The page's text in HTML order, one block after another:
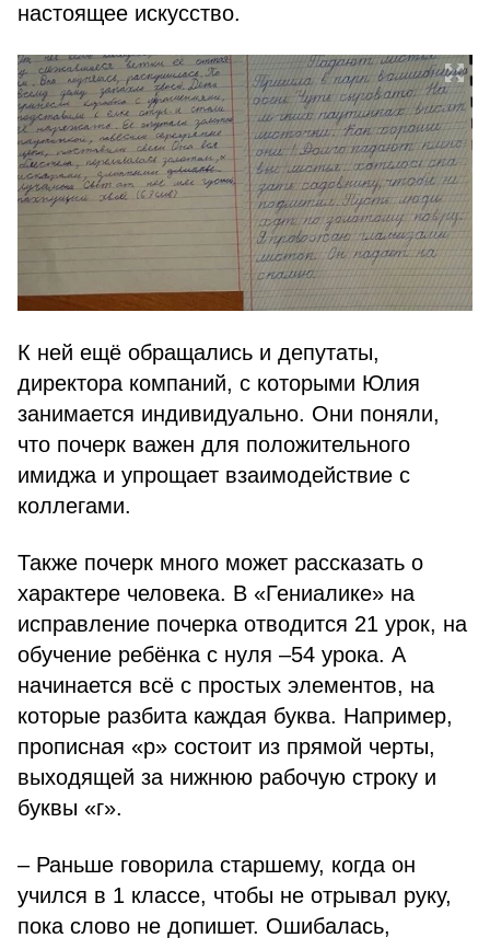
настоящее искусство.
К ней ещё обращались и депутаты,
директора компаний, с которыми Юлия
занимается индивидуально. Они поняли,
что почерк важен для положительного
имиджа и упрощает взаимодействие с
коллегами.
Также почерк много может рассказать о
характере человека. В «Гениалике» на
исправление почерка отводится 21 урок, на
обучение ребёнка с нуля –54 урока. А
начинается всё с простых элементов, на
которые разбита каждая буква. Например,
прописная «р» состоит из прямой черты,
выходящей за нижнюю рабочую строку и
буквы «г».
– Раньше говорила старшему, когда он
учился в 1 классе, чтобы не отрывал руку,
пока слово не допишет. Ошибалась,